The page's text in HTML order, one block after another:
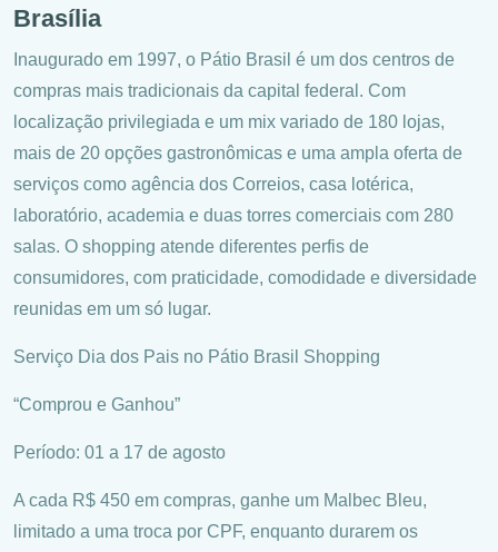
Brasília
Inaugurado em 1997, o Pátio Brasil é um dos centros de
compras mais tradicionais da capital federal. Com
localização privilegiada e um mix variado de 180 lojas,
mais de 20 opções gastronômicas e uma ampla oferta de
serviços como agência dos Correios, casa lotérica,
laboratório, academia e duas torres comerciais com 280
salas. O shopping atende diferentes perfis de
consumidores, com praticidade, comodidade e diversidade
reunidas em um só lugar.
Serviço Dia dos Pais no Pátio Brasil Shopping
“Comprou e Ganhou”
Período: 01 a 17 de agosto
A cada R$ 450 em compras, ganhe um Malbec Bleu,
limitado a uma troca por CPF, enquanto durarem os